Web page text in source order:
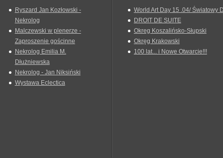
Ryszard Jan Kozłowski -
Nekrolog
Malczewski w plenerze -
Zaproszenie gościnne
Nekrolog Emilia M.
Dłużniewska
Nekrolog - Jan Niksiński
Wystawa Eclectica
World Art Day 15 .04/ Światowy
DROIT DE SUITE
Okreg Koszalińsko-Słupski
Okręg Krakowski
100 lat... i Nowe Otwarcie!!!